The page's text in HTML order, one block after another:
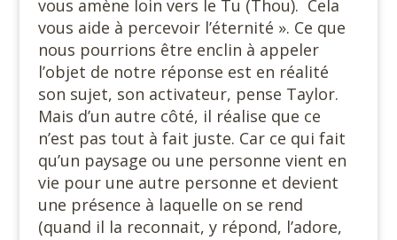
vous amène loin vers le Tu (Thou). Cela
vous aide à percevoir l’éternité ». Ce que
nous pourrions être enclin à appeler
l’objet de notre réponse est en réalité
son sujet, son activateur, pense Taylor.
Mais d’un autre côté, il réalise que ce
n’est pas tout à fait juste. Car ce qui fait
qu’un paysage ou une personne vient en
vie pour une autre personne et devient
une présence à laquelle on se rend
(quand il la reconnait, y répond, l’adore,